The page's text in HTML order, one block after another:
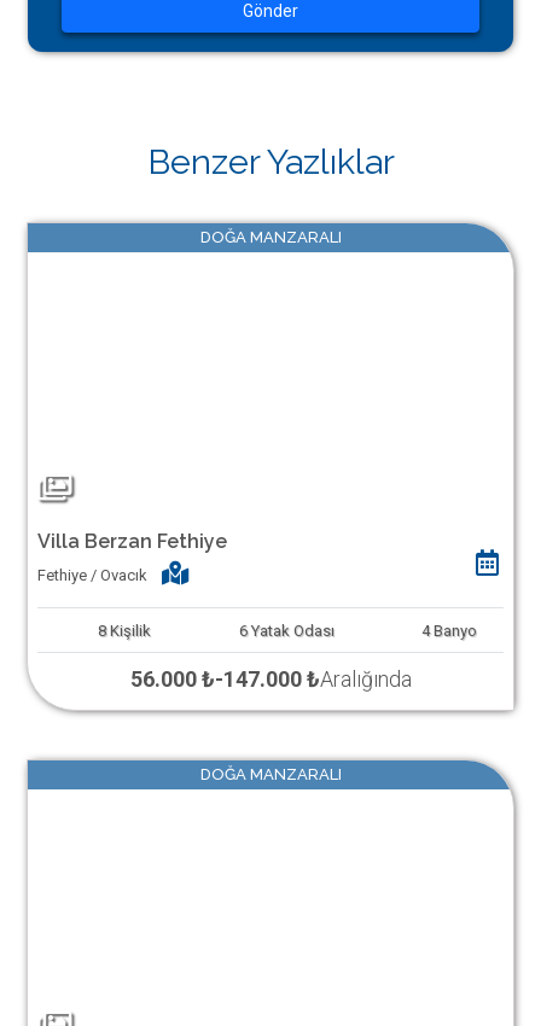
Gönder
Benzer Yazlıklar
DOĞA MANZARALI
Villa Berzan Fethiye
Fethiye / Ovacık
8 Kişilik 6 Yatak Odası 4 Banyo
56.000 ₺-147.000 ₺Aralığında
DOĞA MANZARALI